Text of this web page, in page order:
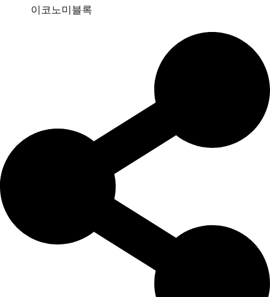
이코노미블록